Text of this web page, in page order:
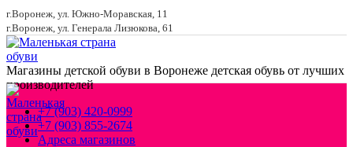
г.Воронеж, ул. Южно-Моравская, 11
г.Воронеж, ул. Генерала Лизюкова, 61
Магазины детской обуви в Воронеже детская обувь от лучших
производителей
+7 (903) 420-0999
+7 (903) 855-2674
Адреса магазинов